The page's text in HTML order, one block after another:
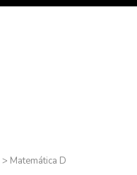
> Matemática D